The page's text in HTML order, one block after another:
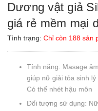
Dương vật giả
giá rẻ mềm mại
Tình trạng: Chỉ còn 188 sản
Tính năng: Masage
giúp nữ giải tỏa sinh
Có thể nhét hậu môn
Đối tượng sử dụng: